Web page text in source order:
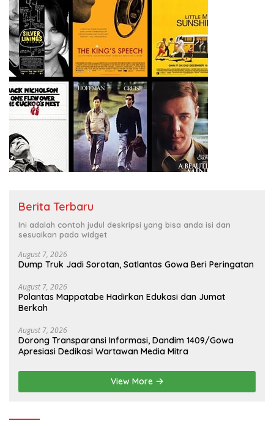
Berita Terbaru
Ini adalah contoh judul deskripsi yang bisa anda isi dan
sesuaikan pada widget
August 7, 2026
Dump Truk Jadi Sorotan, Satlantas Gowa Beri Peringatan
August 7, 2026
Polantas Mappatabe Hadirkan Edukasi dan Jumat
Berkah
August 7, 2026
Dorong Transparansi Informasi, Dandim 1409/Gowa
Apresiasi Dedikasi Wartawan Media Mitra
View More